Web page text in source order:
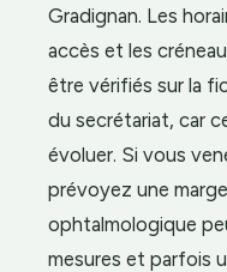
Gradignan. Les
accès et les
être vérifiés sur la
du secrétariat, car
évoluer. Si vous
prévoyez une
ophtalmologique
mesures et parfois